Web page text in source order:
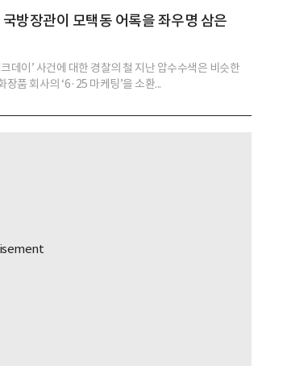
방장관이 모택동 어록을 좌우명 삼은
데이’ 사건에 대한 경찰의 철 지난 압수수색은 비슷한
장품 회사의 ‘6·25 마케팅’을 소환...